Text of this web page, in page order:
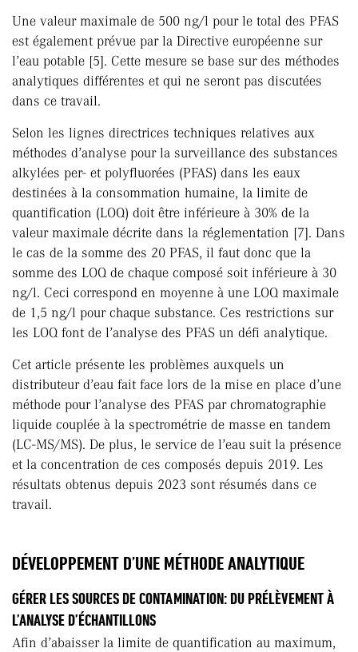
Une valeur maximale de 500 ng/l pour le total des PFAS
est également prévue par la Directive européenne sur
l’eau potable [5]. Cette mesure se base sur des méthodes
analytiques différentes et qui ne seront pas discutées
dans ce travail.
Selon les lignes directrices techniques relatives aux
méthodes d’analyse pour la surveillance des substances
alkylées per- et polyfluorées (PFAS) dans les eaux
destinées à la consommation humaine, la limite de
quantification (LOQ) doit être inférieure à 30% de la
valeur maximale décrite dans la réglementation [7]. Dans
le cas de la somme des 20 PFAS, il faut donc que la
somme des LOQ de chaque composé soit inférieure à 30
ng/l. Ceci correspond en moyenne à une LOQ maximale
de 1,5 ng/l pour chaque substance. Ces restrictions sur
les LOQ font de l’analyse des PFAS un défi analytique.
Cet article présente les problèmes auxquels un
distributeur d’eau fait face lors de la mise en place d’une
méthode pour l’analyse des PFAS par chromatographie
liquide couplée à la spectrométrie de masse en tandem
(LC-MS/MS). De plus, le service de l’eau suit la présence
et la concentration de ces composés depuis 2019. Les
résultats obtenus depuis 2023 sont résumés dans ce
travail.
DÉVELOPPEMENT D’UNE MÉTHODE ANALYTIQUE
GÉRER LES SOURCES DE CONTAMINATION: DU PRÉLÈVEMENT À
L’ANALYSE D’ÉCHANTILLONS
Afin d’abaisser la limite de quantification au maximum,